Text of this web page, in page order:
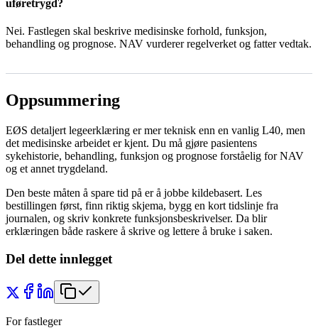
uføretrygd?
Nei. Fastlegen skal beskrive medisinske forhold, funksjon,
behandling og prognose. NAV vurderer regelverket og fatter vedtak.
Oppsummering
EØS detaljert legeerklæring er mer teknisk enn en vanlig L40, men
det medisinske arbeidet er kjent. Du må gjøre pasientens
sykehistorie, behandling, funksjon og prognose forståelig for NAV
og et annet trygdeland.
Den beste måten å spare tid på er å jobbe kildebasert. Les
bestillingen først, finn riktig skjema, bygg en kort tidslinje fra
journalen, og skriv konkrete funksjonsbeskrivelser. Da blir
erklæringen både raskere å skrive og lettere å bruke i saken.
Del dette innlegget
For fastleger